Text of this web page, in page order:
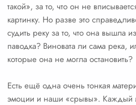
такой», за то, что он не
картинку. Но разве это
судить реку за то, что она вышла
паводка? Виновата ли сама река,
которые она не могла остановить?
Есть ещё одна очень тонкая
эмоции и наши «срывы». Каждый